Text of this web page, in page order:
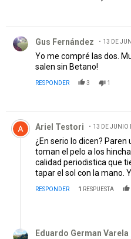
Gus Fernández 13 DE
Yo me compré las dos.
salen sin Betano!
RESPONDER 3 1
Comentario de Ariel Testori.
Ariel Testori 13 DE JUNIO
¿En serio lo dicen? Paren
toman el pelo a los
calidad periodistica que
tapar el sol con la mano.
RESPONDER 1 RESPUESTA
Eduardo German Varela